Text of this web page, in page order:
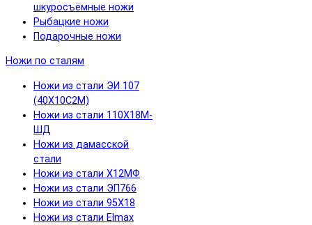
шкуросъёмные ножи
Рыбацкие ножи
Подарочные ножи
Ножи по сталям
Ножи из стали ЭИ 107
(40Х10С2М)
Ножи из стали 110Х18М-
ШД
Ножи из дамасской
стали
Ножи из стали Х12МФ
Ножи из стали ЭП766
Ножи из стали 95Х18
Ножи из стали Elmax